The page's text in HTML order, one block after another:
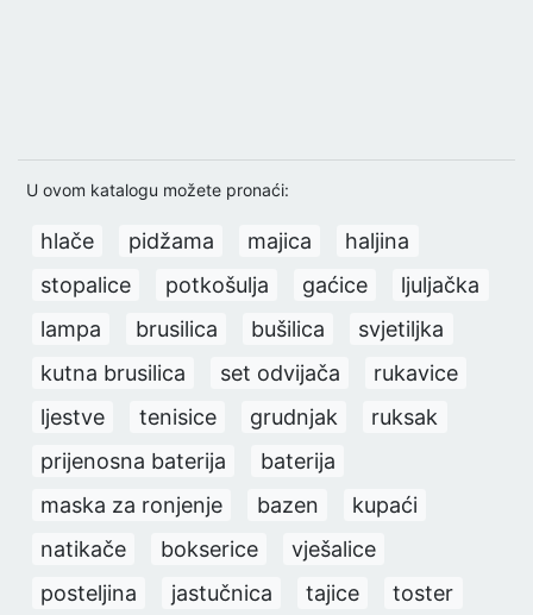
U ovom katalogu možete pronaći:
hlače pidžama majica
haljina
stopalice
potkošulja gaćice
ljuljačka
lampa
brusilica bušilica
svjetiljka
kutna brusilica
set odvijača
rukavice
ljestve
tenisice grudnjak
ruksak
prijenosna baterija
baterija
maska za ronjenje
bazen
kupaći
natikače
bokserice
vješalice
posteljina
jastučnica tajice
toster